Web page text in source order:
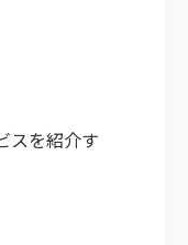
スを紹介す